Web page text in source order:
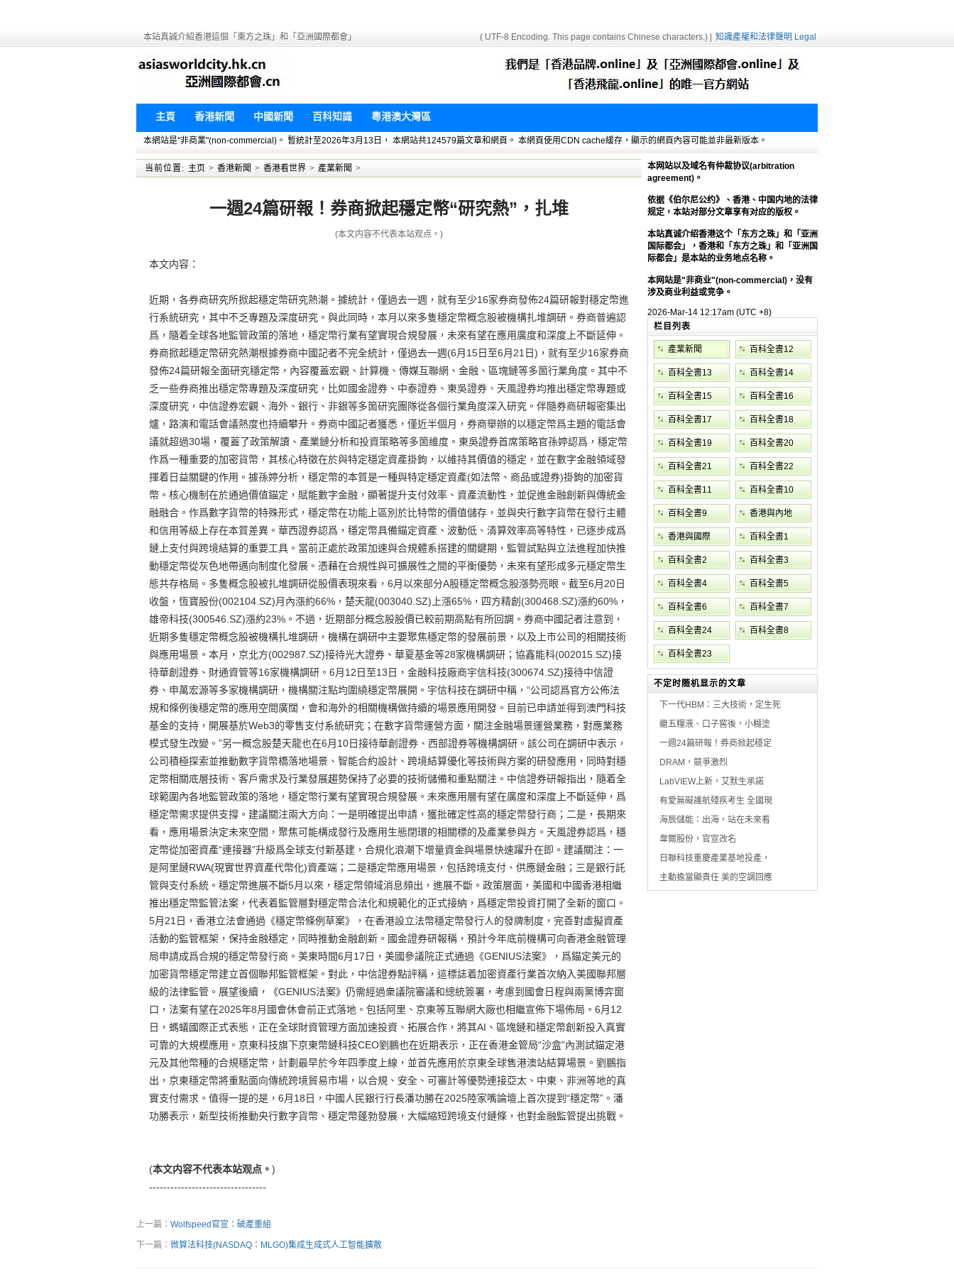
本站真誠介紹香港這個「東方之珠」和「亞洲國際都會」 ( UTF-8 Encoding. This page contains Chinese characters.) | 知識產權和法律聲明 Legal
主頁 香港新聞 中國新聞 百科知識 粵港澳大灣區
本網站是"非商業"(non-commercial)。 暫統計至2026年3月13日， 本網站共124579篇文章和網頁。 本網頁使用CDN cache緩存，顯示的網頁內容可能並非最新版本。
当前位置: 主页 > 香港新聞 > 香港看世界 > 產業新聞 >
一週24篇研報！券商掀起穩定幣“研究熱”，扎堆
(本文内容不代表本站观点。)
本文内容：
近期，各券商研究所掀起穩定幣研究熱潮。據統計，僅過去一週，就有至少16家券商發佈24篇研報對穩定幣進
行系統研究，其中不乏專題及深度研究。與此同時，本月以來多隻穩定幣概念股被機構扎堆調研。券商普遍認
爲，隨着全球各地監管政策的落地，穩定幣行業有望實現合規發展，未來有望在應用廣度和深度上不斷延伸。
券商掀起穩定幣研究熱潮根據券商中國記者不完全統計，僅過去一週(6月15日至6月21日)，就有至少16家券商
發佈24篇研報全面研究穩定幣，內容覆蓋宏觀、計算機、傳媒互聯網、金融、區塊鏈等多箇行業角度。其中不
乏一些券商推出穩定幣專題及深度研究，比如國金證券、中泰證券、東吳證券、天風證券均推出穩定幣專題或
深度研究，中信證券宏觀、海外、銀行、非銀等多箇研究團隊從各個行業角度深入研究。伴隨券商研報密集出
爐，路演和電話會議熱度也持續攀升。券商中國記者獲悉，僅近半個月，券商舉辦的以穩定幣爲主題的電話會
議就超過30場，覆蓋了政策解讀、產業鏈分析和投資策略等多箇維度。東吳證券首席策略官孫婷認爲，穩定幣
作爲一種重要的加密貨幣，其核心特徵在於與特定穩定資產掛鉤，以維持其價值的穩定，並在數字金融領域發
揮着日益關鍵的作用。據孫婷分析，穩定幣的本質是一種與特定穩定資產(如法幣、商品或證券)掛鉤的加密貨
幣。核心機制在於通過價值錨定，賦能數字金融，顯著提升支付效率、資產流動性，並促進金融創新與傳統金
融融合。作爲數字貨幣的特殊形式，穩定幣在功能上區別於比特幣的價值儲存，並與央行數字貨幣在發行主體
和信用等級上存在本質差異。華西證券認爲，穩定幣具備錨定資產、波動低、清算效率高等特性，已逐步成爲
鏈上支付與跨境結算的重要工具。當前正處於政策加速與合規體系搭建的關鍵期，監管試點與立法進程加快推
動穩定幣從灰色地帶邁向制度化發展。憑藉在合規性與可擴展性之間的平衡優勢，未來有望形成多元穩定幣生
態共存格局。多隻概念股被扎堆調研從股價表現來看，6月以來部分A股穩定幣概念股漲勢亮眼。截至6月20日
收盤，恆寶股份(002104.SZ)月內漲約66%，楚天龍(003040.SZ)上漲65%，四方精創(300468.SZ)漲約60%，
雄帝科技(300546.SZ)漲約23%。不過，近期部分概念股股價已較前期高點有所回調。券商中國記者注意到，
近期多隻穩定幣概念股被機構扎堆調研，機構在調研中主要聚焦穩定幣的發展前景，以及上市公司的相關技術
與應用場景。本月，京北方(002987.SZ)接待光大證券、華夏基金等28家機構調研；協鑫能科(002015.SZ)接
待華創證券、財通資管等16家機構調研。6月12日至13日，金融科技廠商宇信科技(300674.SZ)接待中信證
券、申萬宏源等多家機構調研，機構關注點均圍繞穩定幣展開。宇信科技在調研中稱，“公司認爲官方公佈法
規和條例後穩定幣的應用空間廣闊，會和海外的相關機構做持續的場景應用開發。目前已申請並得到澳門科技
基金的支持，開展基於Web3的零售支付系統研究；在數字貨幣運營方面，關注金融場景運營業務，對應業務
模式發生改變。”另一概念股楚天龍也在6月10日接待華創證券、西部證券等機構調研。該公司在調研中表示，
公司積極探索並推動數字貨幣橋落地場景、智能合約設計、跨境結算優化等技術與方案的研發應用，同時對穩
定幣相關底層技術、客戶需求及行業發展趨勢保持了必要的技術儲備和重點關注。中信證券研報指出，隨着全
球範圍內各地監管政策的落地，穩定幣行業有望實現合規發展。未來應用層有望在廣度和深度上不斷延伸，爲
穩定幣需求提供支撐。建議關注兩大方向：一是明確提出申請，獲批確定性高的穩定幣發行商；二是，長期來
看，應用場景決定未來空間，聚焦可能構成發行及應用生態閉環的相關標的及產業參與方。天風證券認爲，穩
定幣從加密資產“連接器”升級爲全球支付新基建，合規化浪潮下增量資金與場景快速躍升在即。建議關注：一
是阿里鏈RWA(現實世界資產代幣化)資產端；二是穩定幣應用場景，包括跨境支付、供應鏈金融；三是銀行託
管與支付系統。穩定幣進展不斷5月以來，穩定幣領域消息頻出，進展不斷。政策層面，美國和中國香港相繼
推出穩定幣監管法案，代表着監管層對穩定幣合法化和規範化的正式接納，爲穩定幣投資打開了全新的窗口。
5月21日，香港立法會通過《穩定幣條例草案》，在香港設立法幣穩定幣發行人的發牌制度，完善對虛擬資產
活動的監管框架，保持金融穩定，同時推動金融創新。國金證券研報稱，預計今年底前機構可向香港金融管理
局申請成爲合規的穩定幣發行商。美東時間6月17日，美國參議院正式通過《GENIUS法案》，爲錨定美元的
加密貨幣穩定幣建立首個聯邦監管框架。對此，中信證券點評稱，這標誌着加密資產行業首次納入美國聯邦層
級的法律監管。展望後續，《GENIUS法案》仍需經過衆議院審議和總統簽署，考慮到國會日程與兩黨博弈窗
口，法案有望在2025年8月國會休會前正式落地。包括阿里、京東等互聯網大廠也相繼宣佈下場佈局。6月12
日，螞蟻國際正式表態，正在全球財資管理方面加速投資、拓展合作，將其AI、區塊鏈和穩定幣創新投入真實
可靠的大規模應用。京東科技旗下京東幣鏈科技CEO劉鵬也在近期表示，正在香港金管局“沙盒”內測試錨定港
元及其他幣種的合規穩定幣，計劃最早於今年四季度上線，並首先應用於京東全球售港澳站結算場景。劉鵬指
出，京東穩定幣將重點面向傳統跨境貿易市場，以合規、安全、可審計等優勢連接亞太、中東、非洲等地的真
實支付需求。值得一提的是，6月18日，中國人民銀行行長潘功勝在2025陸家嘴論壇上首次提到“穩定幣”。潘
功勝表示，新型技術推動央行數字貨幣、穩定幣蓬勃發展，大幅縮短跨境支付鏈條，也對金融監管提出挑戰。
(本文内容不代表本站观点。 )
---------------------------------
上一篇： Wolfspeed官宣：破產重組
下一篇： 微算法科技(NASDAQ：MLGO)集成生成式人工智能擴散
本网站以及域名有仲裁协议(arbitration
agreement)。
依据《伯尔尼公约》、香港、中国内地的法律
规定，本站对部分文章享有对应的版权。
本站真诚介绍香港这个「东方之珠」和「亚洲
国际都会」，香港和「东方之珠」和「亚洲国
际都会」是本站的业务地点名称。
本网站是"非商业"(non-commercial)，没有
涉及商业利益或竞争。
2026-Mar-14 12:17am (UTC +8)
栏目列表
產業新聞 百科全書12
百科全書13 百科全書14
百科全書15 百科全書16
百科全書17 百科全書18
百科全書19 百科全書20
百科全書21 百科全書22
百科全書11 百科全書10
百科全書9 香港與內地
香港與國際 百科全書1
百科全書2 百科全書3
百科全書4 百科全書5
百科全書6 百科全書7
百科全書24 百科全書8
百科全書23
不定时随机显示的文章
下一代HBM：三大技術，定生死
繼五糧液、口子窖後，小糊塗
一週24篇研報！券商掀起穩定
DRAM，競爭激烈
LabVIEW上新，艾默生承諾
有愛無礙護航殘疾考生 全國現
海辰儲能：出海，站在未來看
韋爾股份，官宣改名
日聯科技重慶產業基地投產，
主動擔當顯責任 美的空調回應